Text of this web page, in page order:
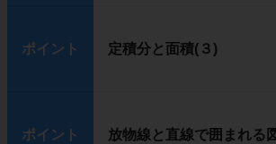
ポイント 定積分と面積(３)
ポイント 放物線と直線で囲まれる